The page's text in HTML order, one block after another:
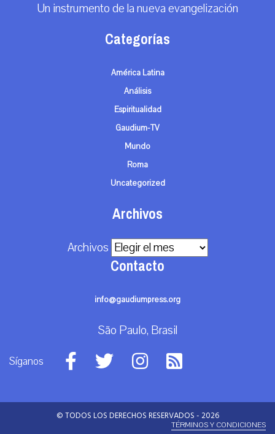
Un instrumento de la nueva evangelización
Categorías
América Latina
Análisis
Espiritualidad
Gaudium-TV
Mundo
Roma
Uncategorized
Archivos
Archivos
Contacto
info@gaudiumpress.org
São Paulo, Brasil
Síganos
© TODOS LOS DERECHOS RESERVADOS - 2026
TÉRMINOS Y CONDICIONES